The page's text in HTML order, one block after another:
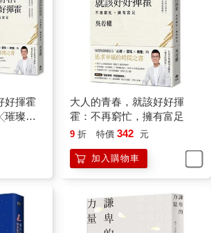
不必細說的含蓄。 孩子們猶未真識人間愁
，探索未來的世界。就算只是半知半解，
一壺咖啡，已經是滄桑年代中最低調的奢
的饗宴，裡面有父親漂泊半生的孤獨寂
必多言的心情。
知道：茶飲，是一般日常；咖啡，是
好揮霍
璀璨人
理筆
大人的青春，就該好好揮
霍：不再窮忙，擁有富足
9 折 特價 342 元
加入購物車